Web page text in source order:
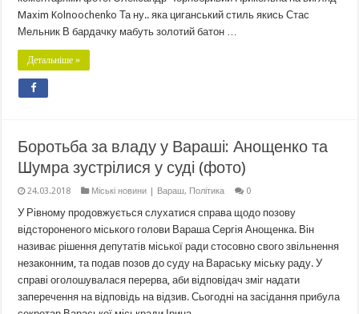
Maxim Kolnoochenko Та ну.. яка циганський стиль якись Стас
Мельник В бардачку мабуть золотий батон …
Детальніше »
Боротьба за владу у Вараші: Анощенко та
Шумра зустрілися у суді (фото)
24.03.2018 Міські новини | Вараш, Політика 0
У Рівному продовжується слухатися справа щодо позову
відстороненого міського голови Вараша Сергія Анощенка. Він
називає рішення депутатів міської ради стосовно свого звільнення
незаконним, та подав позов до суду на Вараську міську раду. У
справі оголошувалася перерва, аби відповідач зміг надати
заперечення на відповідь на відзив. Сьогодні на засідання прибула